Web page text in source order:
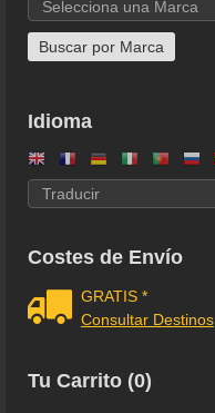
Idioma
Costes de Envío
GRATIS *
Consultar Destinos
Tu Carrito (0)